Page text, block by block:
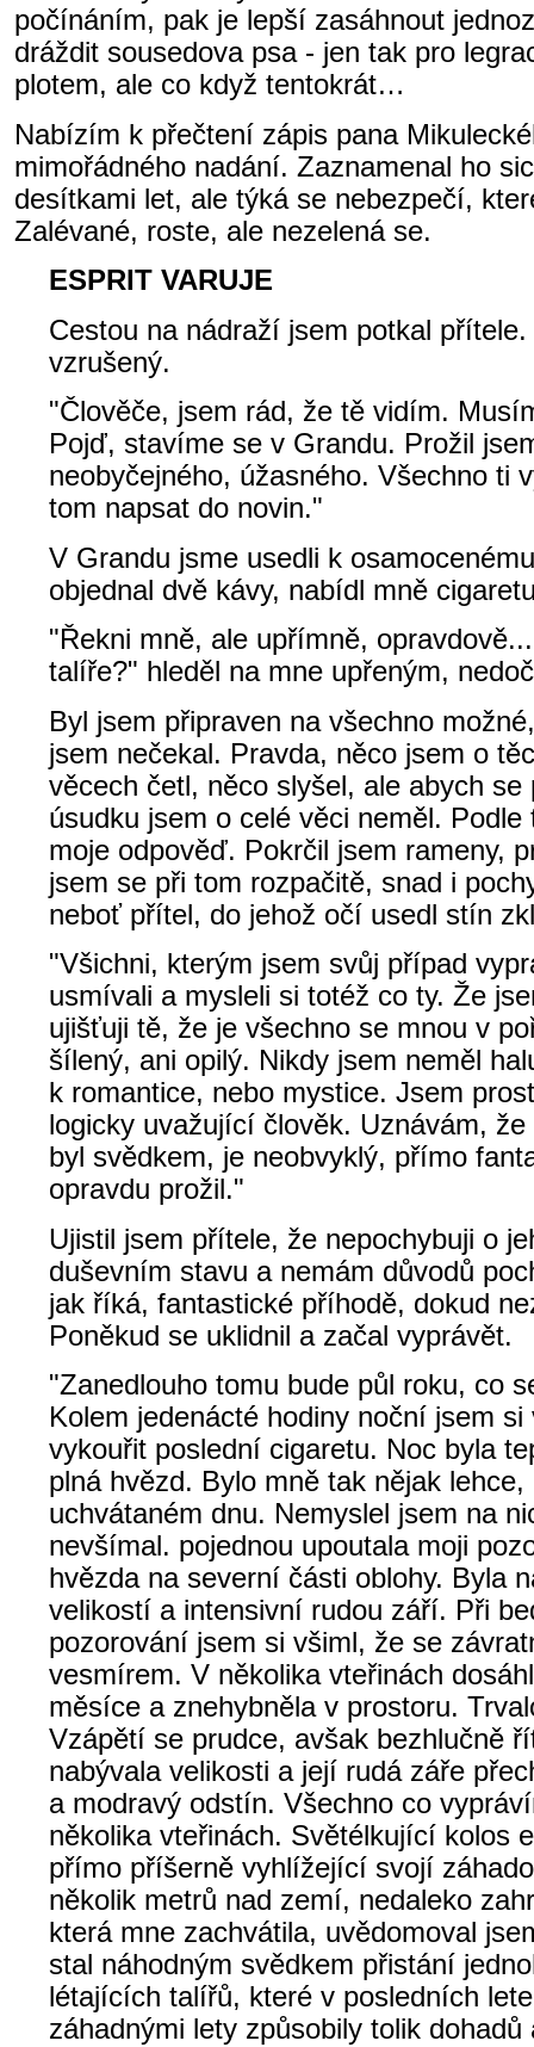
počínáním, pak je lepší zasáhnout
dráždit sousedova psa - jen tak pro
plotem, ale co když tentokrát…
Nabízím k přečtení zápis pana
mimořádného nadání. Zaznamenal ho
desítkami let, ale týká se nebezpečí,
Zalévané, roste, ale nezelená se.
ESPRIT VARUJE
Cestou na nádraží jsem potkal
vzrušený.
"Člověče, jsem rád, že tě vidím.
Pojď, stavíme se v Grandu. Prožil
neobyčejného, úžasného. Všechno ti
tom napsat do novin."
V Grandu jsme usedli k
objednal dvě kávy, nabídl mně
"Řekni mně, ale upřímně,
talíře?" hleděl na mne upřeným,
Byl jsem připraven na všechno
jsem nečekal. Pravda, něco jsem o
věcech četl, něco slyšel, ale abych se
úsudku jsem o celé věci neměl.
moje odpověď. Pokrčil jsem rameny,
jsem se při tom rozpačitě, snad i
neboť přítel, do jehož očí usedl stín
"Všichni, kterým jsem svůj případ
usmívali a mysleli si totéž co ty. Že
ujišťuji tě, že je všechno se mnou v
šílený, ani opilý. Nikdy jsem neměl
k romantice, nebo mystice. Jsem
logicky uvažující člověk. Uznávám,
byl svědkem, je neobvyklý, přímo
opravdu prožil."
Ujistil jsem přítele, že nepochybuji o
duševním stavu a nemám důvodů
jak říká, fantastické příhodě, dokud
Poněkud se uklidnil a začal vyprávět.
"Zanedlouho tomu bude půl roku, co
Kolem jedenácté hodiny noční jsem
vykouřit poslední cigaretu. Noc byla
plná hvězd. Bylo mně tak nějak lehce,
uchvátaném dnu. Nemyslel jsem na
nevšímal. pojednou upoutala moji
hvězda na severní části oblohy. Byla
velikostí a intensivní rudou září. Při
pozorování jsem si všiml, že se
vesmírem. V několika vteřinách
měsíce a znehybněla v prostoru.
Vzápětí se prudce, avšak bezhlučně
nabývala velikosti a její rudá záře
a modravý odstín. Všechno co
několika vteřinách. Světélkující kolos
přímo příšerně vyhlížející svojí
několik metrů nad zemí, nedaleko
která mne zachvátila, uvědomoval
stal náhodným svědkem přistání
létajících talířů, které v posledních
záhadnými lety způsobily tolik